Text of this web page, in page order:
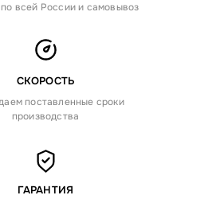
по всей России и самовывоз
СКОРОСТЬ
поставленные сроки
производства
ГАРАНТИЯ